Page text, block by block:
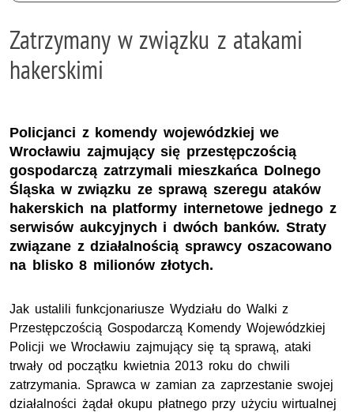
Zatrzymany w związku z atakami
hakerskimi
Policjanci z komendy wojewódzkiej we
Wrocławiu zajmujący się przestępczością
gospodarczą zatrzymali mieszkańca Dolnego
Śląska w związku ze sprawą szeregu ataków
hakerskich na platformy internetowe jednego z
serwisów aukcyjnych i dwóch banków. Straty
związane z działalnością sprawcy oszacowano
na blisko 8 milionów złotych.
Jak ustalili funkcjonariusze Wydziału do Walki z
Przestępczością Gospodarczą Komendy Wojewódzkiej
Policji we Wrocławiu zajmujący się tą sprawą, ataki
trwały od początku kwietnia 2013 roku do chwili
zatrzymania. Sprawca w zamian za zaprzestanie swojej
działalności żądał okupu płatnego przy użyciu wirtualnej